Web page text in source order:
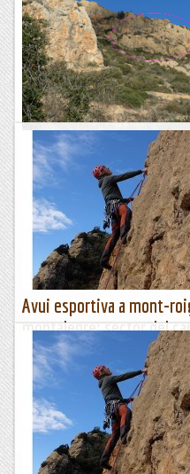
Roger ens fa arribar una foto amb 4
vies que desconeixem. Sembla que
per J. Marmolejo i una línia de Juan
Lo gall
Aresta de l'Isard. Sector
Roger ens fa arribar una foto amb
vies que desconeixem. Sembla
per J. Marmolejo i una línia de
Lo gall
Avui esportiva a mont-
montalegre: sector del
Feia molt de temps que no anava
colla vam decidir que amb la boira
lleidatans calia anar a Mont-roig i
el...
Escalada per a tontos